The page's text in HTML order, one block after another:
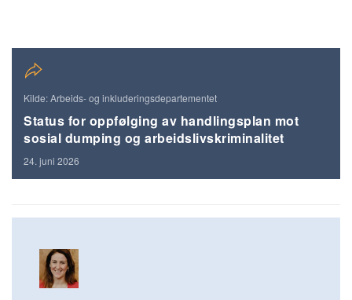
Kilde: Arbeids- og inkluderingsdepartementet
Status for oppfølging av handlingsplan mot
sosial dumping og arbeidslivskriminalitet
24. juni 2026